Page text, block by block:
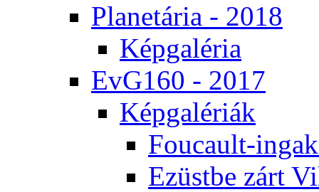
Pla­ne­tá­ria - 2018
Kép­ga­lé­ria
EvG160 - 2017
Kép­ga­lé­ri­ák
Fo­u­ca­ult-
Ezüst­be zárt